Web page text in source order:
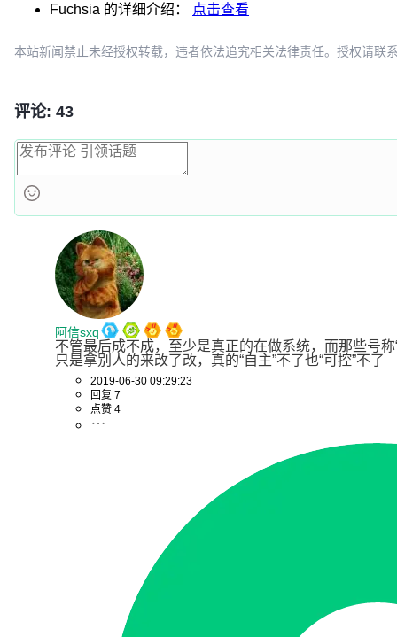
Fuchsia 的详细介绍： 点击查看
本站新闻禁止未经授权转载，违者依法追究相关法律责任。授权请联
评论: 43
阿信sxq
不管最后成不成，至少是真正的在做系统，而那些号称
只是拿别人的来改了改，真的“自主”不了也“可控”不了
2019-06-30 09:29:23
回复 7
点赞 4